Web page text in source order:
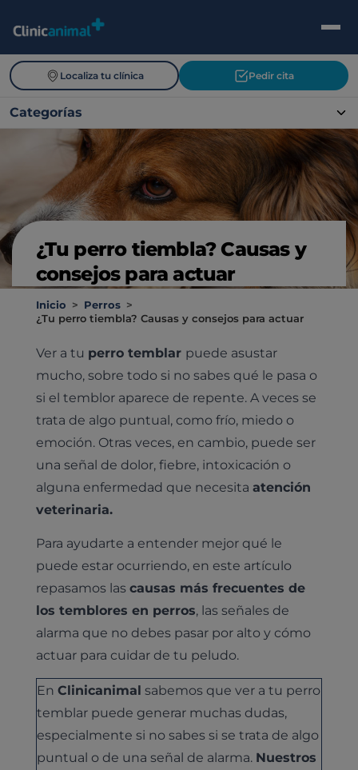
Localiza tu clínica Pedir cita
Categorías
¿Tu perro tiembla? Causas y
consejos para actuar
Inicio > Perros >
¿Tu perro tiembla? Causas y consejos para actuar
Ver a tu perro temblar puede asustar
mucho, sobre todo si no sabes qué le pasa o
si el temblor aparece de repente. A veces se
trata de algo puntual, como frío, miedo o
emoción. Otras veces, en cambio, puede ser
una señal de dolor, fiebre, intoxicación o
alguna enfermedad que necesita atención
veterinaria.
Para ayudarte a entender mejor qué le
puede estar ocurriendo, en este artículo
repasamos las causas más frecuentes de
los temblores en perros, las señales de
alarma que no debes pasar por alto y cómo
actuar para cuidar de tu peludo.
En Clinicanimal sabemos que ver a tu perro
temblar puede generar muchas dudas,
especialmente si no sabes si se trata de algo
puntual o de una señal de alarma. Nuestros